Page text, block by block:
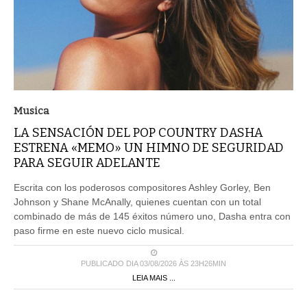
Musica
LA SENSACIÓN DEL POP COUNTRY DASHA
ESTRENA «MEMO» UN HIMNO DE SEGURIDAD
PARA SEGUIR ADELANTE
Escrita con los poderosos compositores Ashley Gorley, Ben
Johnson y Shane McAnally, quienes cuentan con un total
combinado de más de 145 éxitos número uno, Dasha entra con
paso firme en este nuevo ciclo musical.
PUBLICADO DIA 03/08/2026 ÀS 23H26MIN
LEIA MAIS ...